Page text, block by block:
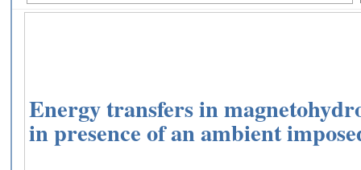
Energy transfers in
in presence of an ambient